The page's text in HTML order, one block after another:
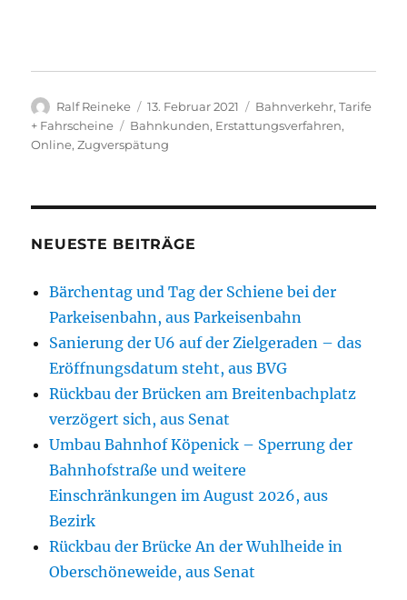
Autor
Ralf Reineke
Veröffentlicht
am
13. Februar 2021 Kategorien
Bahnverkehr,Tarife
+ Fahrscheine
Schlagwörter
Bahnkunden, Erstattungsverfahren,
Online,Zugverspätung
NEUESTE BEITRÄGE
Bärchentag und Tag der Schiene bei der
Parkeisenbahn, aus Parkeisenbahn
Sanierung der U6 auf der Zielgeraden – das
Eröffnungsdatum steht, aus BVG
Rückbau der Brücken am Breitenbachplatz
verzögert sich, aus Senat
Umbau Bahnhof Köpenick – Sperrung der
Bahnhofstraße und weitere
Einschränkungen im August 2026, aus
Bezirk
Rückbau der Brücke An der Wuhlheide in
Oberschöneweide, aus Senat